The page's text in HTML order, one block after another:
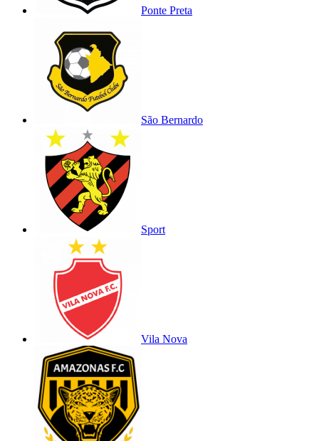
Ponte Preta
São Bernardo
Sport
Vila Nova